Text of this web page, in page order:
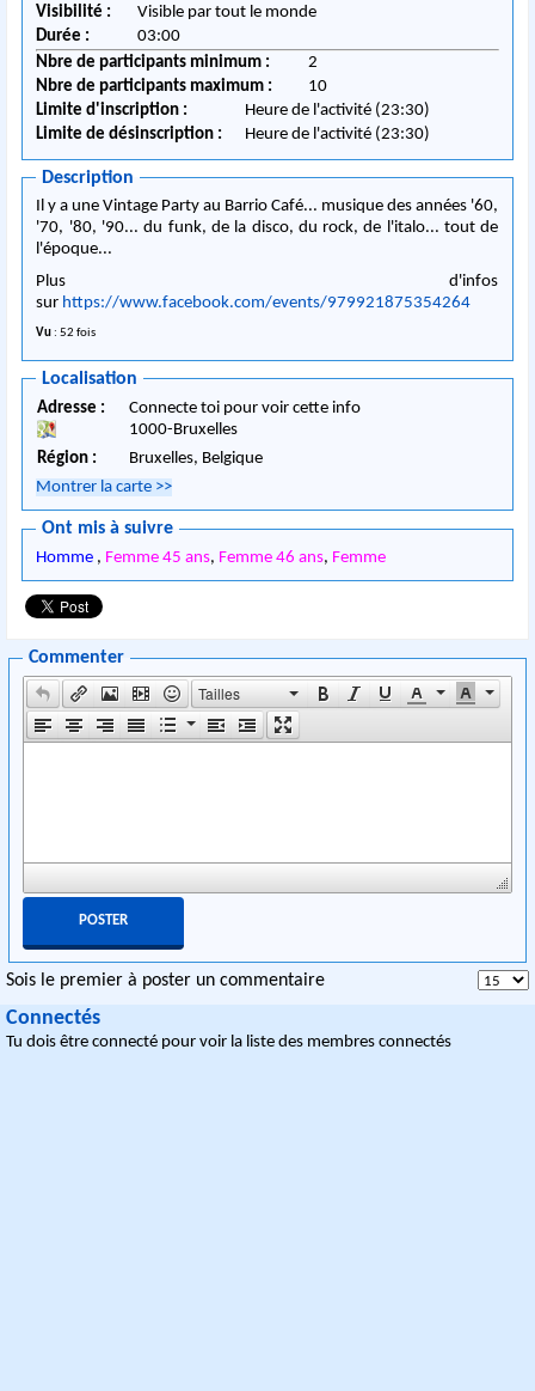
Visibilité :
Visible par tout le monde
Durée :
03:00
Nbre de participants minimum :
2
Nbre de participants maximum :
10
Limite d'inscription :
Heure de l'activité (23:30)
Limite de désinscription :
Heure de l'activité (23:30)
Description
Il y a une Vintage Party au Barrio Café... musique des années '60,
'70, '80, '90... du funk, de la disco, du rock, de l'italo... tout de
l'époque...
Plus d'infos
sur https://www.facebook.com/events/979921875354264
Vu : 52 fois
Localisation
Adresse :
Connecte toi pour voir cette info
1000-Bruxelles
Région :
Bruxelles, Belgique
Montrer la carte >>
Ont mis à suivre
Homme , Femme 45 ans, Femme 46 ans, Femme
Commenter
Tailles
Sois le premier à poster un commentaire
Connectés
Tu dois être connecté pour voir la liste des membres connectés